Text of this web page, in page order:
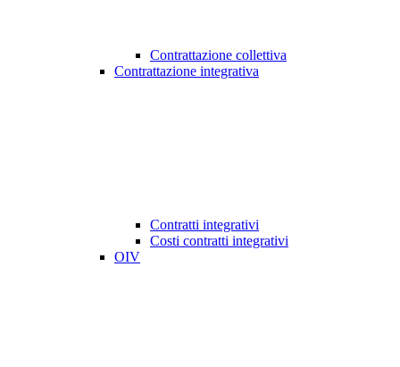
Contrattazione collettiva
Contrattazione integrativa
Contratti integrativi
Costi contratti integrativi
OIV